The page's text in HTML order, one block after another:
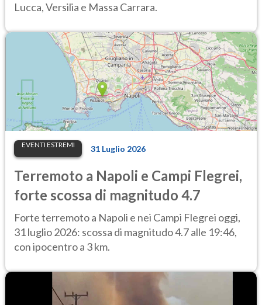
Lucca, Versilia e Massa Carrara.
EVENTI ESTREMI 31 Luglio 2026
Terremoto a Napoli e Campi Flegrei,
forte scossa di magnitudo 4.7
Forte terremoto a Napoli e nei Campi Flegrei oggi,
31 luglio 2026: scossa di magnitudo 4.7 alle 19:46,
con ipocentro a 3 km.